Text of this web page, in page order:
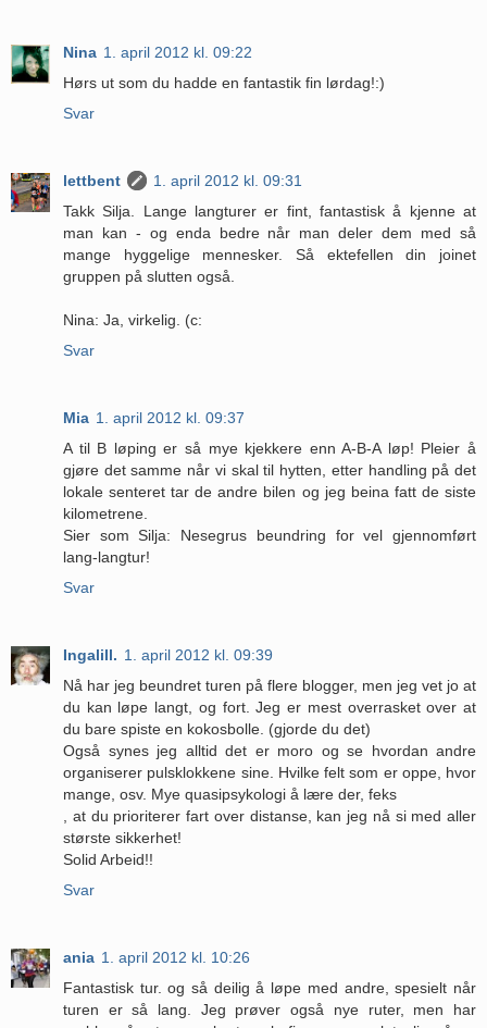
Nina 1. april 2012 kl. 09:22
Hørs ut som du hadde en fantastik fin lørdag!:)
Svar
lettbent
1. april 2012 kl. 09:31
Takk Silja. Lange langturer er fint, fantastisk å kjenne at
man kan - og enda bedre når man deler dem med så
mange hyggelige mennesker. Så ektefellen din joinet
gruppen på slutten også.
Nina: Ja, virkelig. (c:
Svar
Mia 1. april 2012 kl. 09:37
A til B løping er så mye kjekkere enn A-B-A løp! Pleier å
gjøre det samme når vi skal til hytten, etter handling på det
lokale senteret tar de andre bilen og jeg beina fatt de siste
kilometrene.
Sier som Silja: Nesegrus beundring for vel gjennomført
lang-langtur!
Svar
Ingalill. 1. april 2012 kl. 09:39
Nå har jeg beundret turen på flere blogger, men jeg vet jo at
du kan løpe langt, og fort. Jeg er mest overrasket over at
du bare spiste en kokosbolle. (gjorde du det)
Også synes jeg alltid det er moro og se hvordan andre
organiserer pulsklokkene sine. Hvilke felt som er oppe, hvor
mange, osv. Mye quasipsykologi å lære der, feks
, at du prioriterer fart over distanse, kan jeg nå si med aller
største sikkerhet!
Solid Arbeid!!
Svar
ania 1. april 2012 kl. 10:26
Fantastisk tur. og så deilig å løpe med andre, spesielt når
turen er så lang. Jeg prøver også nye ruter, men har